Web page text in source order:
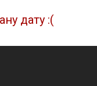
дату :(